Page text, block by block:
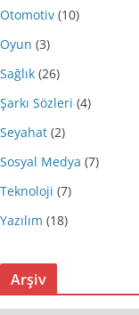
Otomotiv (10)
Oyun (3)
Sağlık (26)
Şarkı Sözleri (4)
Seyahat (2)
Sosyal Medya (7)
Teknoloji (7)
Yazılım (18)
Arşiv